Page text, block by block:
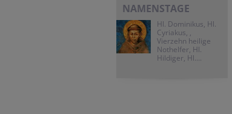
NAMENSTAGE
Hl. Dominikus, Hl.
Cyriakus, ,
Vierzehn heilige
Nothelfer, Hl.
Hildiger, Hl....